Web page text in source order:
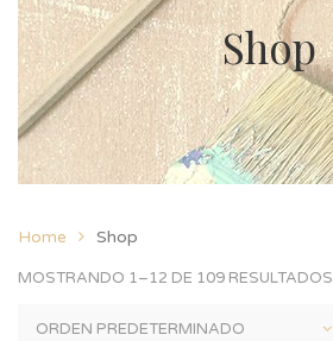
Shop
Home Shop
MOSTRANDO 1–12 DE 109 RESULTADOS